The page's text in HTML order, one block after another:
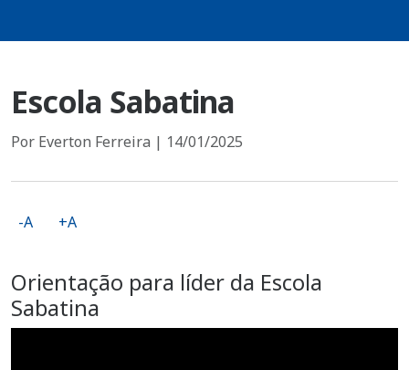
Escola Sabatina
Por Everton Ferreira | 14/01/2025
-A +A
Orientação para líder da Escola
Sabatina